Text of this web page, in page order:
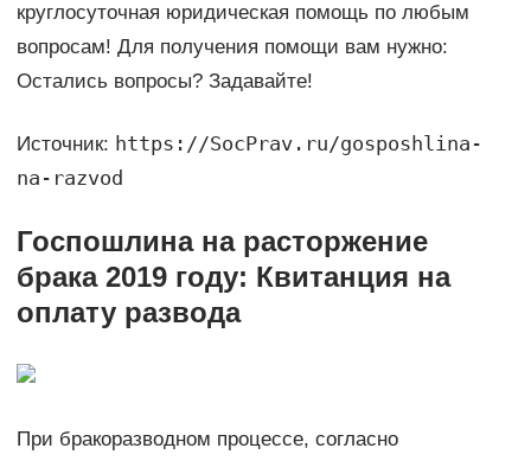
круглосуточная юридическая помощь по любым
вопросам! Для получения помощи вам нужно:
Остались вопросы? Задавайте!
Источник: https://SocPrav.ru/gosposhlina-
na-razvod
Госпошлина на расторжение
брака 2019 году: Квитанция на
оплату развода
При бракоразводном процессе, согласно